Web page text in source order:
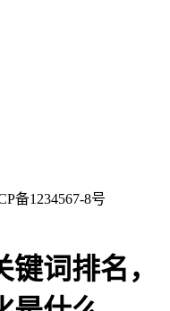
备1234567-8号
词排名，